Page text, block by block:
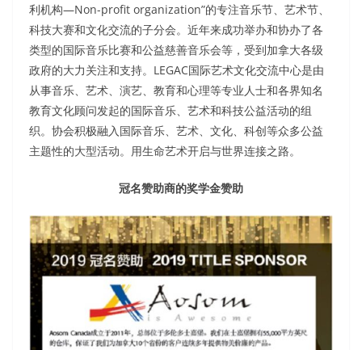
利机构—Non-profit organization”的专注音乐节、艺术节、
科技大赛和文化交流的子分会。近年来成功举办和协办了各
类型的国际音乐比赛和公益慈善音乐会等，受到加拿大各级
政府的大力关注和支持。LEGAC国际艺术文化交流中心是由
从事音乐、艺术、演艺、教育和心理等专业人士和各界知名
教育文化顾问发起的国际音乐、艺术和科技公益活动的组
织。协会积极融入国际音乐、艺术、文化、科创等众多公益
主题性的大型活动。用生命艺术开启与世界连接之路。
冠名赞助商的奖学金赞助